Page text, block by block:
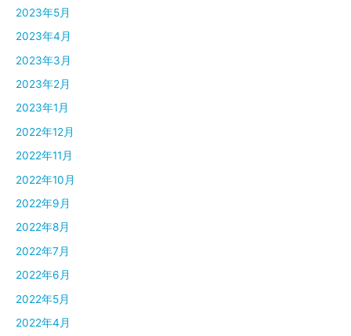
2023年5月
2023年4月
2023年3月
2023年2月
2023年1月
2022年12月
2022年11月
2022年10月
2022年9月
2022年8月
2022年7月
2022年6月
2022年5月
2022年4月